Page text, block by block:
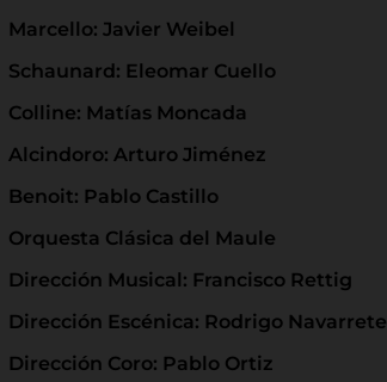
Marcello: Javier Weibel
Schaunard: Eleomar Cuello
Colline: Matías Moncada
Alcindoro: Arturo Jiménez
Benoit: Pablo Castillo
Orquesta Clásica del Maule
Dirección Musical: Francisco Rettig
Dirección Escénica: Rodrigo Navarrete
Dirección Coro: Pablo Ortiz